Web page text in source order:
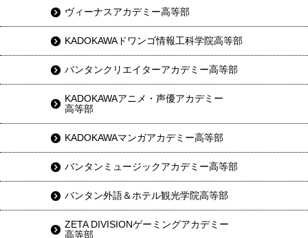
ヴィーナスアカデミー高等部
KADOKAWAドワンゴ情報工科学院高等部
バンタンクリエイターアカデミー高等部
KADOKAWAアニメ・声優アカデミー
高等部
KADOKAWAマンガアカデミー高等部
バンタンミュージックアカデミー高等部
バンタン外語＆ホテル観光学院高等部
ZETA DIVISIONゲーミングアカデミー
高等部